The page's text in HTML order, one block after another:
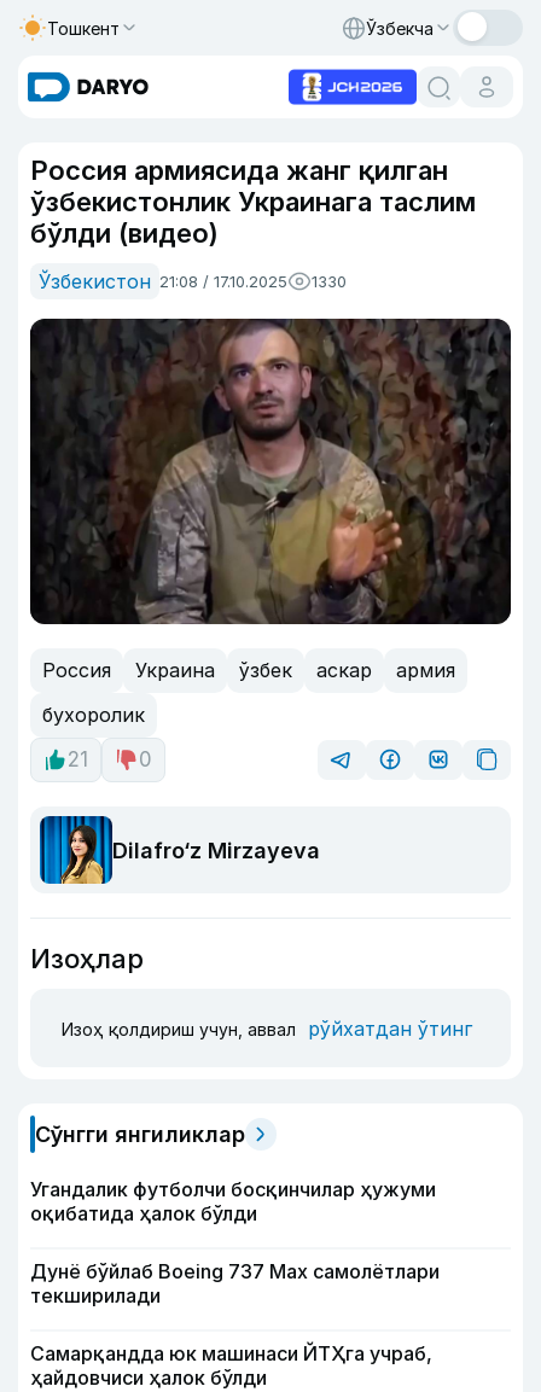
Тошкент Ўзбекча
Россия армиясида жанг қилган
ўзбекистонлик Украинага таслим
бўлди (видео)
Ўзбекистон 21:08 / 17.10.2025 1330
Россия Украина ўзбек аскар
армия
бухоролик
21
0
Dilafro‘z Mirzayeva
Изоҳлар
Изоҳ қолдириш учун, аввал рўйхатдан ўтинг
Сўнгги янгиликлар
Угандалик футболчи босқинчилар ҳужуми
оқибатида ҳалок бўлди
Дунё бўйлаб Boeing 737 Мах самолётлари
текширилади
Самарқандда юк машинаси ЙТҲга учраб,
ҳайдовчиси ҳалок бўлди